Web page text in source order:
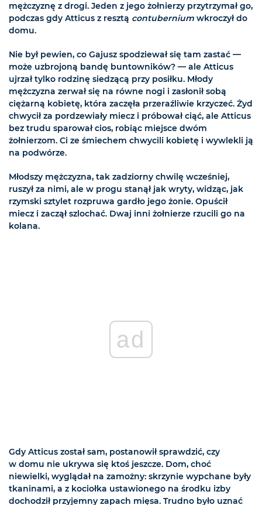
mężczyznę z drogi. Jeden z jego żołnierzy przytrzymał go,
podczas gdy Atticus z resztą contubernium wkroczył do
domu.
Nie był pewien, co Gajusz spodziewał się tam zastać —
może uzbrojoną bandę buntowników? — ale Atticus
ujrzał tylko rodzinę siedzącą przy posiłku. Młody
mężczyzna zerwał się na równe nogi i zasłonił sobą
ciężarną kobietę, która zaczęła przeraźliwie krzyczeć. Żyd
chwycił za pordzewiały miecz i próbował ciąć, ale Atticus
bez trudu sparował cios, robiąc miejsce dwóm
żołnierzom. Ci ze śmiechem chwycili kobietę i wywlekli ją
na podwórze.
Młodszy mężczyzna, tak zadziorny chwilę wcześniej,
ruszył za nimi, ale w progu stanął jak wryty, widząc, jak
rzymski sztylet rozpruwa gardło jego żonie. Opuścił
miecz i zaczął szlochać. Dwaj inni żołnierze rzucili go na
kolana.
ad
Gdy Atticus został sam, postanowił sprawdzić, czy
w domu nie ukrywa się ktoś jeszcze. Dom, choć
niewielki, wyglądał na zamożny: skrzynie wypchane były
tkaninami, a z kociołka ustawionego na środku izby
dochodził przyjemny zapach mięsa. Trudno było uznać